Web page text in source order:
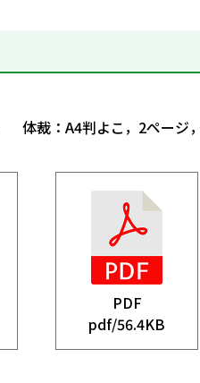
体裁：A4判よこ，2ページ
PDF
pdf/56.4KB